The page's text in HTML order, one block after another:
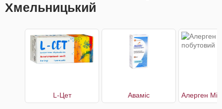
Хмельницький
L-Цет Аваміс